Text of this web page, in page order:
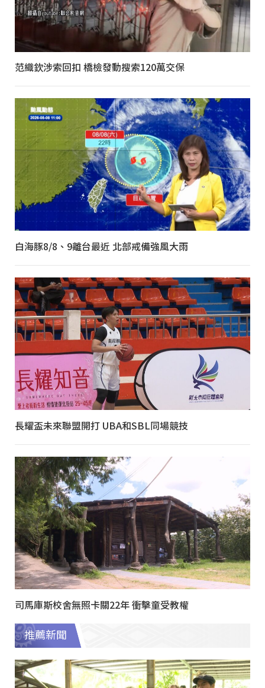
范織欽涉索回扣 橋檢發動搜索120萬交保
白海豚8/8、9離台最近 北部戒備強風大雨
長耀盃未來聯盟開打 UBA和SBL同場競技
司馬庫斯校舍無照卡關22年 衝擊童受教權
推薦新聞